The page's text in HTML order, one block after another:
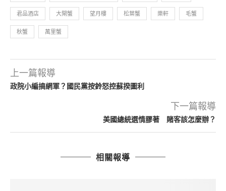
君品酒店 大閘蟹 望月樓 松葉蟹 樂軒 毛蟹
秋蟹 萬里蟹
上一篇報導
政院小編搞網軍？國民黨按鈴怒控蘇揆圖利
下一篇報導
美國總統選情膠著 賭客該怎麼辦？
相關報導